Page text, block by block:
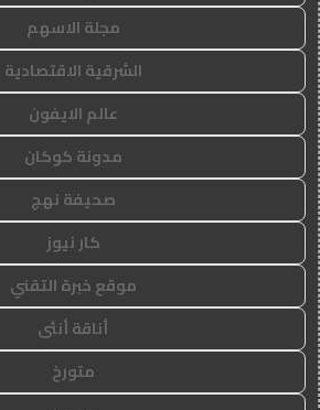
مجلة الاسهم
الشرقية الاقتصادية
عالم الايفون
مدونة كوكان
صحيفة نهج
كار نيوز
موقع خبرة التقني
أناقة أنثى
متورخ